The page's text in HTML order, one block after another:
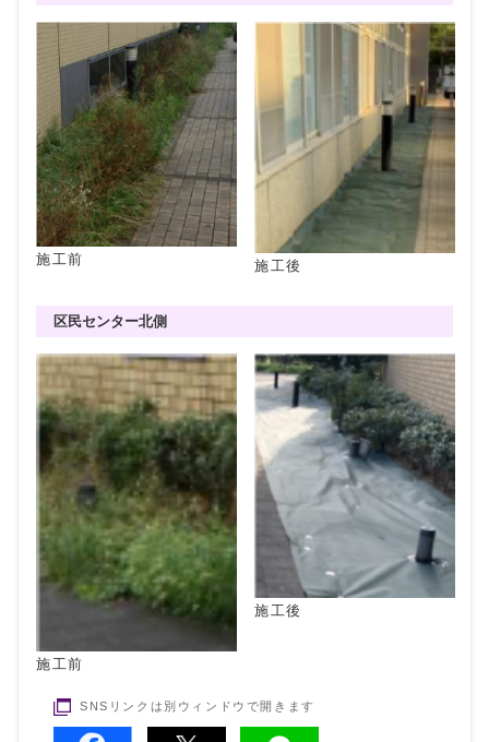
施工前 施工後
区民センター北側
施工前
施工後
SNSリンクは別ウィンドウで開きます